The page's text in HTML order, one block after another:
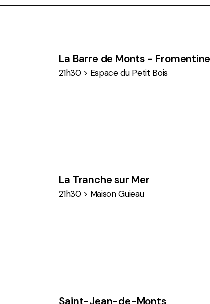
La Barre de Monts - Fromentine
21h30 > Espace du Petit Bois
La Tranche sur Mer
21h30 > Maison Guieau
Saint-Jean-de-Monts